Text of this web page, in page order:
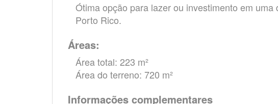
Ótima opção para lazer ou investimento em
Porto Rico.
Áreas:
Área total: 223 m²
Área do terreno: 720 m²
Informações complementares